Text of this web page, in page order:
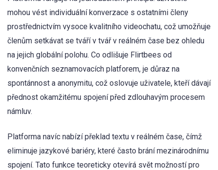
mohou vést individuální konverzace s ostatními členy
prostřednictvím vysoce kvalitního videochatu, což umožňuje
členům setkávat se tváří v tvář v reálném čase bez ohledu
na jejich globální polohu. Co odlišuje Flirtbees od
konvenčních seznamovacích platforem, je důraz na
spontánnost a anonymitu, což oslovuje uživatele, kteří dávají
přednost okamžitému spojení před zdlouhavým procesem
námluv.
Platforma navíc nabízí překlad textu v reálném čase, čímž
eliminuje jazykové bariéry, které často brání mezinárodnímu
spojení. Tato funkce teoreticky otevírá svět možností pro